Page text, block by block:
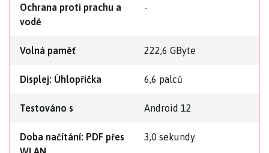
Ochrana proti prachu a
vodě
-
Volná paměť 222,6 GByte
Displej: Úhlopříčka 6,6 palců
Testováno s Android 12
Doba načítání: PDF přes
3,0 sekundy